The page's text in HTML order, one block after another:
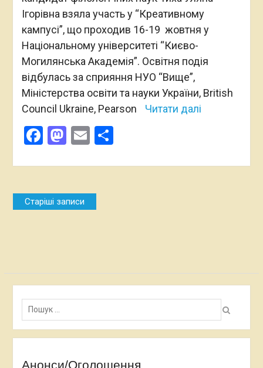
Ігорівна взяла участь у “Креативному
кампусі”, що проходив 16-19 жовтня у
Національному університеті “Києво-
Могилянська Академія”. Освітня подія
відбулась за сприяння НУО “Вище”,
Міністерства освіти та науки України, British
Council Ukraine, Pearson
Читати далі
Facebook
Mastodon
EmailПоділитися
Навігація
за
Старіші записи
Пошук:
Анонси/Оголошення